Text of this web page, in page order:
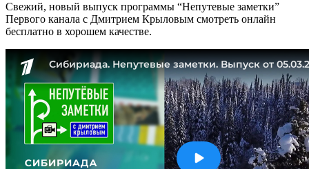
Свежий, новый выпуск программы “Непутевые заметки”
Первого канала с Дмитрием Крыловым смотреть онлайн
бесплатно в хорошем качестве.